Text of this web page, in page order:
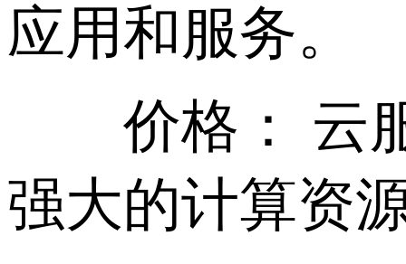
应用和服务。
价格： 云服
强大的计算资